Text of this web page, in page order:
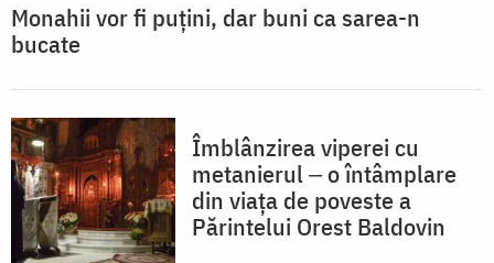
Monahii vor fi puțini, dar buni ca sarea-n
bucate
Îmblânzirea viperei cu
metanierul ‒ o întâmplare
din viața de poveste a
Părintelui Orest Baldovin